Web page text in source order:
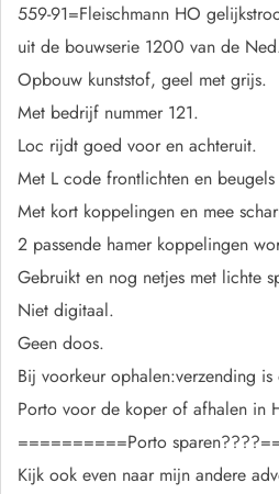
559-91=Fleischmann HO
uit de bouwserie 1200 van de
Opbouw kunststof, geel met grijs.
Met bedrijf nummer 121.
Loc rijdt goed voor en achteruit.
Met L code frontlichten en
Met kort koppelingen en mee
2 passende hamer koppelingen
Gebruikt en nog netjes met lichte
Niet digitaal.
Geen doos.
Bij voorkeur ophalen:verzending
Porto voor de koper of afhalen in
==========Porto
Kijk ook even naar mijn andere